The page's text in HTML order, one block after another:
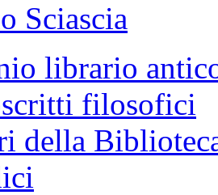
Sciascia
librario
filosofici
della